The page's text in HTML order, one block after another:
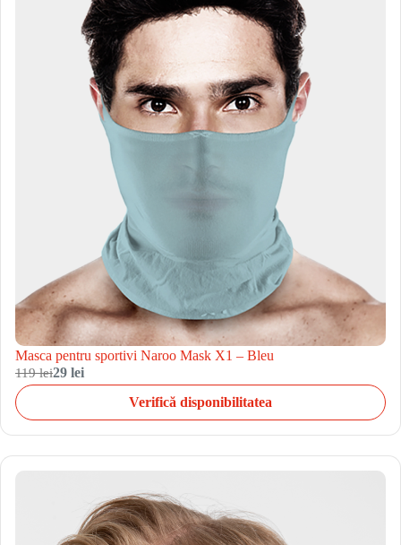
Masca pentru sportivi Naroo Mask X1 – Bleu
119 lei29 lei
Verifică disponibilitatea